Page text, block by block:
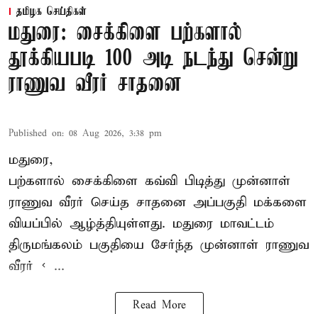
தமிழக செய்திகள்
மதுரை: சைக்கிளை பற்களால்
தூக்கியபடி 100 அடி நடந்து சென்று
ராணுவ வீரர் சாதனை
Published on: 08 Aug 2026, 3:38 pm
மதுரை,
பற்களால் சைக்கிளை கவ்வி பிடித்து முன்னாள்
ராணுவ வீரர் செய்த சாதனை அப்பகுதி மக்களை
வியப்பில் ஆழ்த்தியுள்ளது. மதுரை மாவட்டம்
திருமங்கலம் பகுதியை சேர்ந்த முன்னாள் ராணுவ
வீரர் < ...
Read More